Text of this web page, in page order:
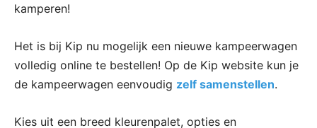
kamperen!
Het is bij Kip nu mogelijk een nieuwe kampeerwagen
volledig online te bestellen! Op de Kip website kun je
de kampeerwagen eenvoudig zelf samenstellen.
Kies uit een breed kleurenpalet, opties en